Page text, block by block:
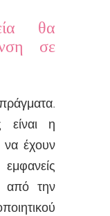
θα
σε
είναι η
να έχουν
από την